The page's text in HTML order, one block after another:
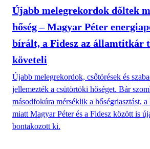
Újabb melegrekordok dőltek
hőség – Magyar Péter
bírált, a Fidesz az államtitkár
követeli
Újabb melegrekordok, csőtörések és
jellemezték a csütörtöki hőséget. Bár
másodfokúra mérséklik a hőségriasztást,
miatt Magyar Péter és a Fidesz között is
bontakozott ki.